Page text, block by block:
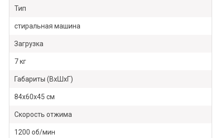
Тип
стиральная машина
Загрузка
7 кг
Габариты (ВхШхГ)
84х60х45 см
Скорость отжима
1200 об/мин